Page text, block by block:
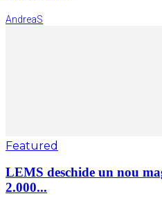
AndreaS
Featured
LEMS deschide un nou
2.000...